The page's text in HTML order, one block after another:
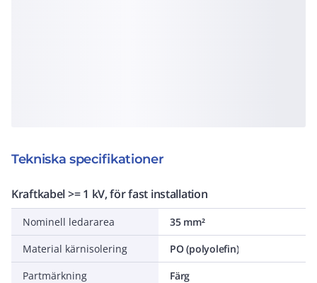
Tekniska specifikationer
Kraftkabel >= 1 kV, för fast installation
Nominell ledararea
35 mm²
Material kärnisolering
PO (polyolefin)
Partmärkning
Färg